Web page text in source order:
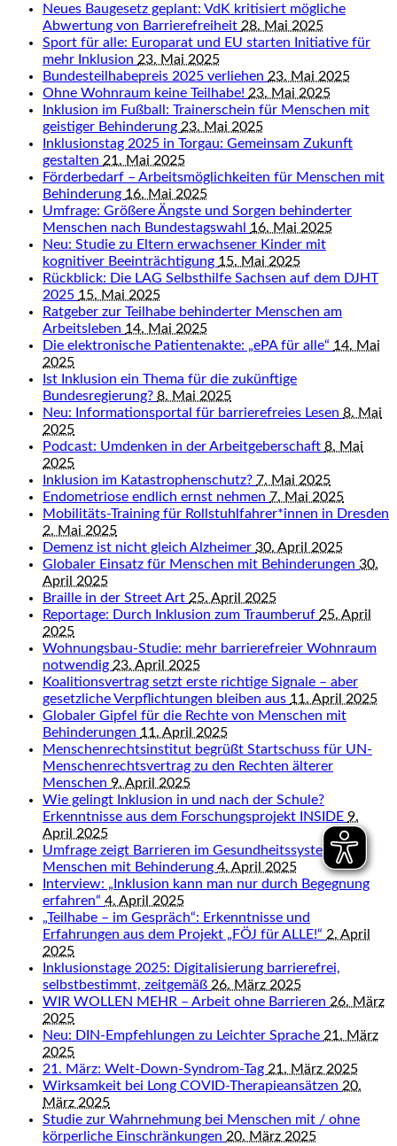
Neues Baugesetz geplant: VdK kritisiert mögliche
Abwertung von Barrierefreiheit 28. Mai 2025
Sport für alle: Europarat und EU starten Initiative für
mehr Inklusion 23. Mai 2025
Bundesteilhabepreis 2025 verliehen 23. Mai 2025
Ohne Wohnraum keine Teilhabe! 23. Mai 2025
Inklusion im Fußball: Trainerschein für Menschen mit
geistiger Behinderung 23. Mai 2025
Inklusionstag 2025 in Torgau: Gemeinsam Zukunft
gestalten 21. Mai 2025
Förderbedarf – Arbeitsmöglichkeiten für Menschen mit
Behinderung 16. Mai 2025
Umfrage: Größere Ängste und Sorgen behinderter
Menschen nach Bundestagswahl 16. Mai 2025
Neu: Studie zu Eltern erwachsener Kinder mit
kognitiver Beeinträchtigung 15. Mai 2025
Rückblick: Die LAG Selbsthilfe Sachsen auf dem DJHT
2025 15. Mai 2025
Ratgeber zur Teilhabe behinderter Menschen am
Arbeitsleben 14. Mai 2025
Die elektronische Patientenakte: „ePA für alle“ 14. Mai
2025
Ist Inklusion ein Thema für die zukünftige
Bundesregierung? 8. Mai 2025
Neu: Informationsportal für barrierefreies Lesen 8. Mai
2025
Podcast: Umdenken in der Arbeitgeberschaft 8. Mai
2025
Inklusion im Katastrophenschutz? 7. Mai 2025
Endometriose endlich ernst nehmen 7. Mai 2025
Mobilitäts-Training für Rollstuhlfahrer*innen in Dresden
2. Mai 2025
Demenz ist nicht gleich Alzheimer 30. April 2025
Globaler Einsatz für Menschen mit Behinderungen 30.
April 2025
Braille in der Street Art 25. April 2025
Reportage: Durch Inklusion zum Traumberuf 25. April
2025
Wohnungsbau-Studie: mehr barrierefreier Wohnraum
notwendig 23. April 2025
Koalitionsvertrag setzt erste richtige Signale – aber
gesetzliche Verpflichtungen bleiben aus 11. April 2025
Globaler Gipfel für die Rechte von Menschen mit
Behinderungen 11. April 2025
Menschenrechtsinstitut begrüßt Startschuss für UN-
Menschenrechtsvertrag zu den Rechten älterer
Menschen 9. April 2025
Wie gelingt Inklusion in und nach der Schule?
Erkenntnisse aus dem Forschungsprojekt INSIDE 9.
April 2025
Umfrage zeigt Barrieren im Gesundheitssystem für
Menschen mit Behinderung 4. April 2025
Interview: „Inklusion kann man nur durch Begegnung
erfahren“ 4. April 2025
„Teilhabe – im Gespräch“: Erkenntnisse und
Erfahrungen aus dem Projekt „FÖJ für ALLE!“ 2. April
2025
Inklusionstage 2025: Digitalisierung barrierefrei,
selbstbestimmt, zeitgemäß 26. März 2025
WIR WOLLEN MEHR – Arbeit ohne Barrieren 26. März
2025
Neu: DIN-Empfehlungen zu Leichter Sprache 21. März
2025
21. März: Welt-Down-Syndrom-Tag 21. März 2025
Wirksamkeit bei Long COVID-Therapieansätzen 20.
März 2025
Studie zur Wahrnehmung bei Menschen mit / ohne
körperliche Einschränkungen 20. März 2025